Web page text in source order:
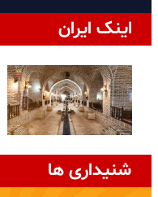
اینک ایران
شنیداری ها